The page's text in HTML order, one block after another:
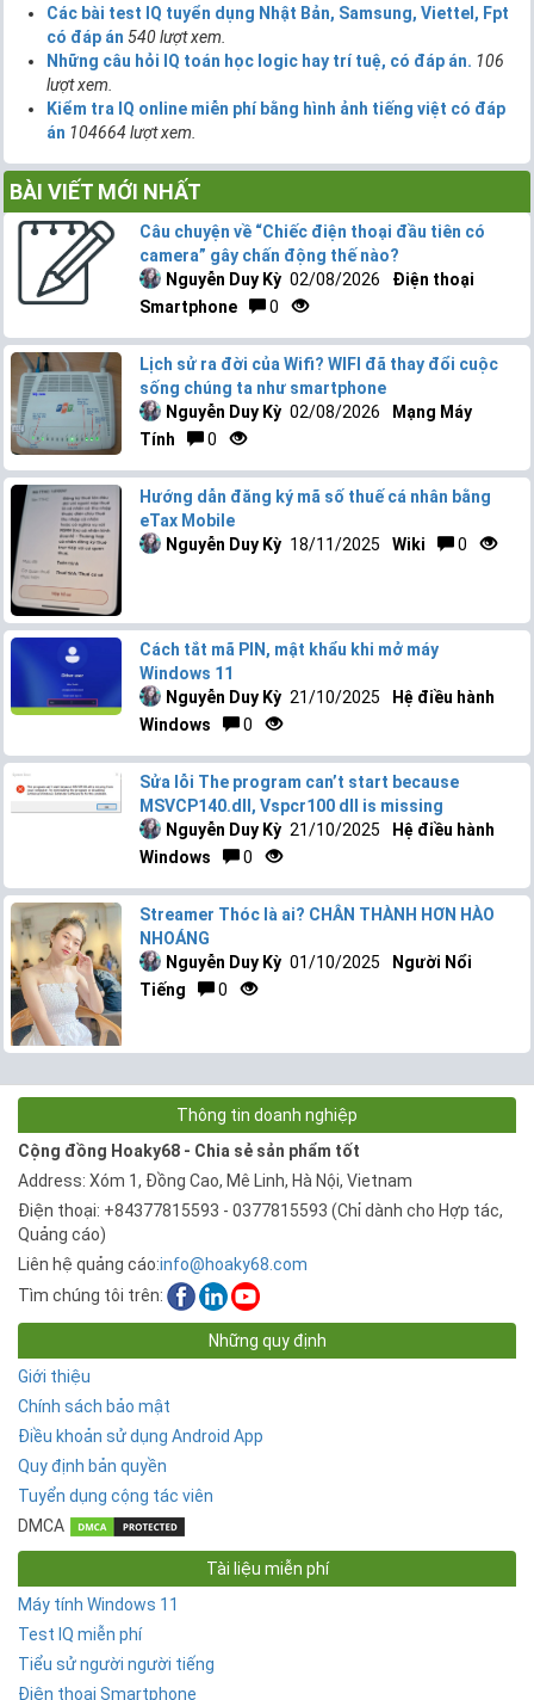
Các bài test IQ tuyển dụng Nhật Bản, Samsung, Viettel, Fpt
có đáp án 540 lượt xem.
Những câu hỏi IQ toán học logic hay trí tuệ, có đáp án. 106
lượt xem.
Kiểm tra IQ online miễn phí bằng hình ảnh tiếng việt có đáp
án 104664 lượt xem.
BÀI VIẾT MỚI NHẤT
Câu chuyện về “Chiếc điện thoại đầu tiên có
camera” gây chấn động thế nào?
Nguyễn Duy Kỳ 02/08/2026
Điện thoại
Smartphone
0
Lịch sử ra đời của Wifi? WIFI đã thay đổi cuộc
sống chúng ta như smartphone
Nguyễn Duy Kỳ 02/08/2026
Mạng Máy
Tính
0
Hướng dẫn đăng ký mã số thuế cá nhân bằng
eTax Mobile
Nguyễn Duy Kỳ 18/11/2025 Wiki 0
Cách tắt mã PIN, mật khẩu khi mở máy
Windows 11
Nguyễn Duy Kỳ 21/10/2025
Hệ điều hành
Windows
0
Sửa lỗi The program can’t start because
MSVCP140.dll, Vspcr100 dll is missing
Nguyễn Duy Kỳ 21/10/2025
Hệ điều hành
Windows
0
Streamer Thóc là ai? CHÂN THÀNH HƠN HÀO
NHOÁNG
Nguyễn Duy Kỳ 01/10/2025
Người Nổi
Tiếng
0
Thông tin doanh nghiệp
Cộng đồng Hoaky68 - Chia sẻ sản phẩm tốt
Address: Xóm 1, Đồng Cao, Mê Linh, Hà Nội, Vietnam
Điện thoại: +84377815593 - 0377815593 (Chỉ dành cho Hợp tác,
Quảng cáo)
Liên hệ quảng cáo:info@hoaky68.com
Tìm chúng tôi trên:
Những quy định
Giới thiệu
Chính sách bảo mật
Điều khoản sử dụng Android App
Quy định bản quyền
Tuyển dụng cộng tác viên
DMCA
Tài liệu miễn phí
Máy tính Windows 11
Test IQ miễn phí
Tiểu sử người người tiếng
Điện thoại Smartphone